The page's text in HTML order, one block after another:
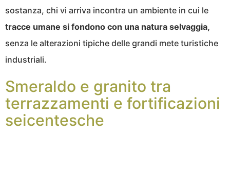
sostanza, chi vi arriva incontra un ambiente in cui le
tracce umane si fondono con una natura selvaggia,
senza le alterazioni tipiche delle grandi mete turistiche
industriali.
Smeraldo e granito tra
terrazzamenti e fortificazioni
seicentesche